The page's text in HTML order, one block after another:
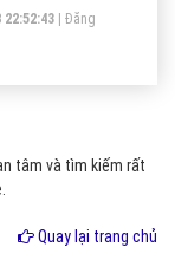
22:52:43
Đăng
tâm và tìm kiếm rất
Quay lại trang chủ